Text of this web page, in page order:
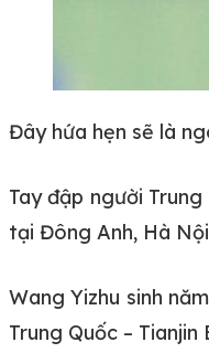
Đây hứa hẹn sẽ là
Tay đập người
tại Đông Anh, Hà
Wang Yizhu sinh
Trung Quốc –